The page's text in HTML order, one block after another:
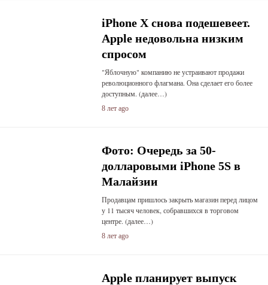
iPhone X снова подешевеет.
Apple недовольна низким
спросом
"Яблочную" компанию не устраивают продажи
революционного флагмана. Она сделает его более
доступным. (далее…)
8 лет ago
Фото: Очередь за 50-
долларовыми iPhone 5S в
Малайзии
Продавцам пришлось закрыть магазин перед лицом
у 11 тысяч человек, собравшихся в торговом
центре. (далее…)
8 лет ago
Apple планирует выпуск